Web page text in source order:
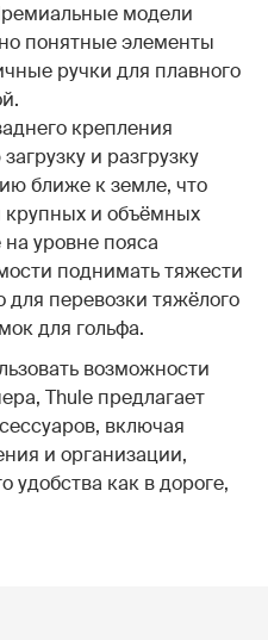
модели
понятные элементы
ручки для плавного
крепления
и разгрузку
ближе к земле, что
крупных и объёмных
уровне пояса
поднимать тяжести
для перевозки тяжёлого
для гольфа.
возможности
Thule предлагает
включая
и организации,
удобства как в дороге,